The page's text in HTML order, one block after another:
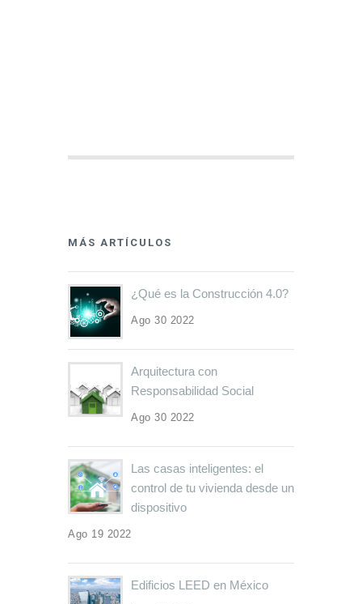
MÁS ARTÍCULOS
¿Qué es la Construcción 4.0?
Ago 30 2022
Arquitectura con
Responsabilidad Social
Ago 30 2022
Las casas inteligentes: el
control de tu vivienda desde un
dispositivo
Ago 19 2022
Edificios LEED en México